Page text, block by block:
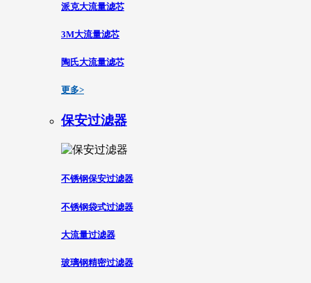
派克大流量滤芯
3M大流量滤芯
陶氏大流量滤芯
更多>
保安过滤器
不锈钢保安过滤器
不锈钢袋式过滤器
大流量过滤器
玻璃钢精密过滤器